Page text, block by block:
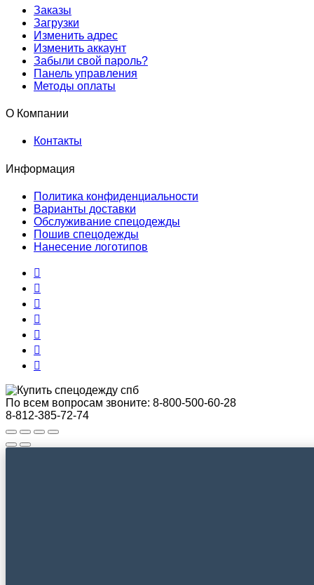
Заказы
Загрузки
Изменить адрес
Изменить аккаунт
Забыли свой пароль?
Панель управления
Методы оплаты
О Компании
Контакты
Информация
Политика конфиденциальности
Варианты доставки
Обслуживание спецодежды
Пошив спецодежды
Нанесение логотипов
По всем вопросам звоните: 8-800-500-60-28
8-812-385-72-74